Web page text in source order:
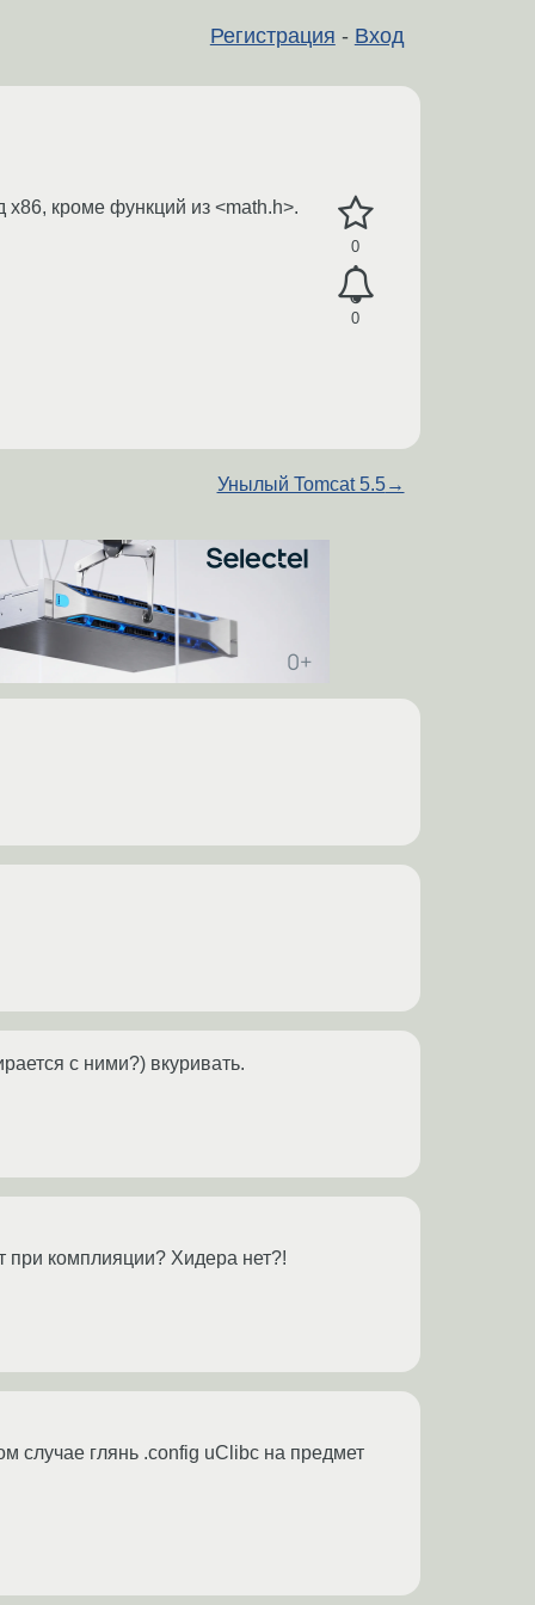
Регистрация - Вход
0
0
x86, кроме функций из <math.h>.
Унылый Tomcat 5.5→
с ними?) вкуривать.
при комплияции? Хидера нет?!
случае глянь .config uClibc на предмет